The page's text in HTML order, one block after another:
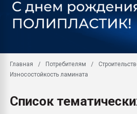
Главная Потребителям
Износостойкость ламината
Список